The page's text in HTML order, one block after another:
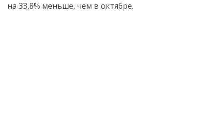
на 33,8% меньше, чем в октябре.